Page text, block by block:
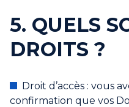
5. QUELS
DROITS ?
Droit d’accès : vous
confirmation que vos